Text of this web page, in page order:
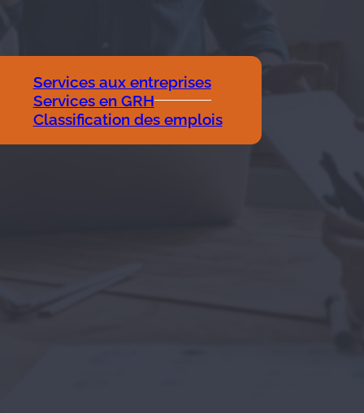
Services aux entreprises
Services en GRH
Classification des emplois